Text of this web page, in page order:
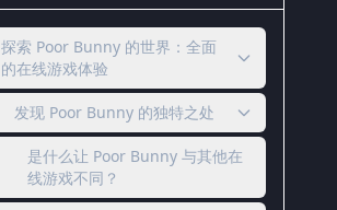
探索 Poor Bunny 的世界：全面
的在线游戏体验
发现 Poor Bunny 的独特之处
是什么让 Poor Bunny 与其他在
线游戏不同？